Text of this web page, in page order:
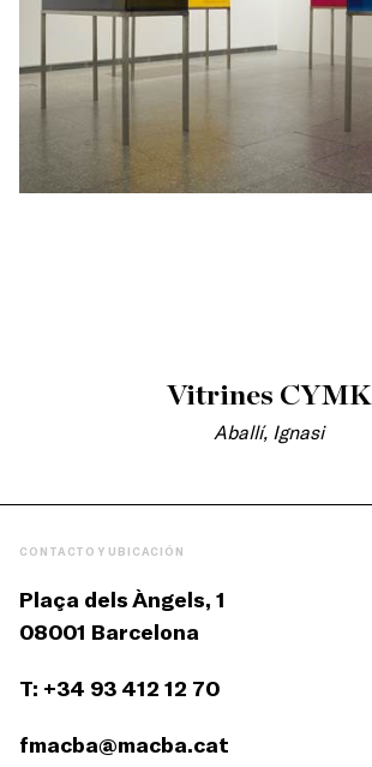
Vitrines CYMK
Aballí, Ignasi
CONTACTO Y UBICACIÓN
Plaça dels Àngels, 1
08001 Barcelona
T: +34 93 412 12 70
fmacba@macba.cat